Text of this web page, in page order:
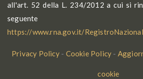
all'art. 52 della L. 234/2012 a cui si
https://www.rna.gov.it/
Privacy Policy- Cookie Policy -
cookie